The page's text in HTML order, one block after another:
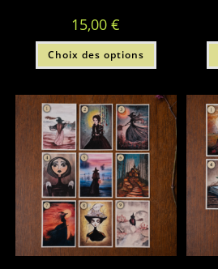
15,00€
Choix des options
Ce
a
Les
options
peuvent
être
choisies
sur
la
page
du
produit